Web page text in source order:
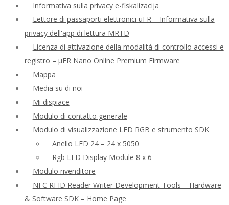
Informativa sulla privacy e-fiskalizacija
Lettore di passaporti elettronici uFR – Informativa sulla
privacy dell'app di lettura MRTD
Licenza di attivazione della modalità di controllo accessi e
registro – μFR Nano Online Premium Firmware
Mappa
Media su di noi
Mi dispiace
Modulo di contatto generale
Modulo di visualizzazione LED RGB e strumento SDK
Anello LED 24 – 24 x 5050
Rgb LED Display Module 8 x 6
Modulo rivenditore
NFC RFID Reader Writer Development Tools – Hardware
& Software SDK – Home Page